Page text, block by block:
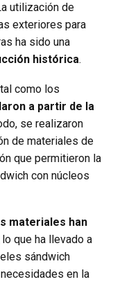
utilización de
exteriores para
ha sido una
histórica.
como los
a partir de la
se realizaron
de materiales de
que permitieron la
con núcleos
materiales han
lo que ha llevado a
sándwich
en la